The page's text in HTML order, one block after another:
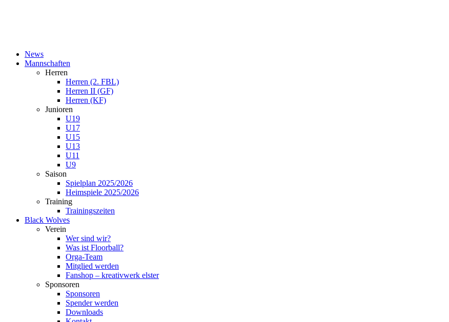
News
Mannschaften
Herren
Herren (2. FBL)
Herren II (GF)
Herren (KF)
Junioren
U19
U17
U15
U13
U11
U9
Saison
Spielplan 2025/2026
Heimspiele 2025/2026
Training
Trainingszeiten
Black Wolves
Verein
Wer sind wir?
Was ist Floorball?
Orga-Team
Mitglied werden
Fanshop – kreativwerk elster
Sponsoren
Sponsoren
Spender werden
Downloads